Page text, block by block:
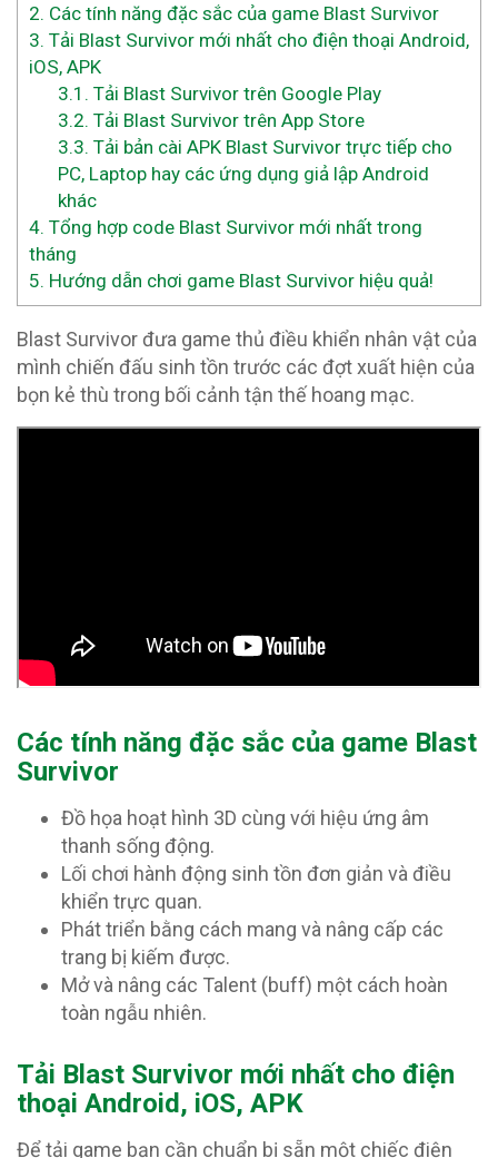
2. Các tính năng đặc sắc của game Blast Survivor
3. Tải Blast Survivor mới nhất cho điện thoại Android,
iOS, APK
3.1. Tải Blast Survivor trên Google Play
3.2. Tải Blast Survivor trên App Store
3.3. Tải bản cài APK Blast Survivor trực tiếp cho
PC, Laptop hay các ứng dụng giả lập Android
khác
4. Tổng hợp code Blast Survivor mới nhất trong
tháng
5. Hướng dẫn chơi game Blast Survivor hiệu quả!
Blast Survivor đưa game thủ điều khiển nhân vật của
mình chiến đấu sinh tồn trước các đợt xuất hiện của
bọn kẻ thù trong bối cảnh tận thế hoang mạc.
Các tính năng đặc sắc của game Blast
Survivor
Đồ họa hoạt hình 3D cùng với hiệu ứng âm
thanh sống động.
Lối chơi hành động sinh tồn đơn giản và điều
khiển trực quan.
Phát triển bằng cách mang và nâng cấp các
trang bị kiếm được.
Mở và nâng các Talent (buff) một cách hoàn
toàn ngẫu nhiên.
Tải Blast Survivor mới nhất cho điện
thoại Android, iOS, APK
Để tải game bạn cần chuẩn bị sẵn một chiếc điện